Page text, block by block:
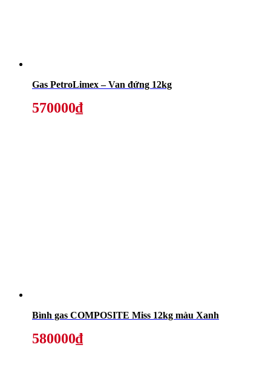
Gas PetroLimex – Van đứng 12kg
570000₫
Bình gas COMPOSITE Miss 12kg màu Xanh
580000₫